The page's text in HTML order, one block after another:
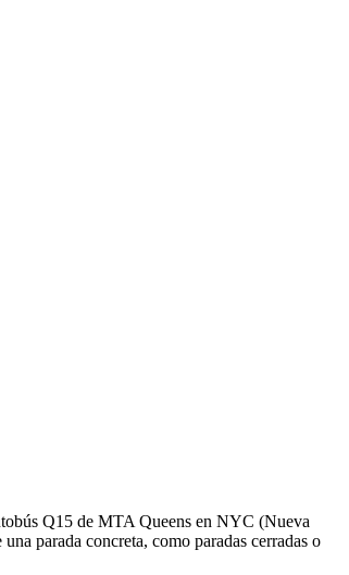
Q15 de MTA Queens en NYC (Nueva
parada concreta, como paradas cerradas o